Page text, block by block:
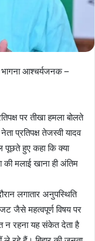
भागना आश्चर्यजनक –
पर तीखा हमला बोलते
प्रतिपक्ष तेजस्वी यादव
हुए कहा कि क्या
मलाई खाना ही अंतिम
लगातार अनुपस्थिति
जैसे महत्वपूर्ण विषय पर
न रहना यह संकेत देता है